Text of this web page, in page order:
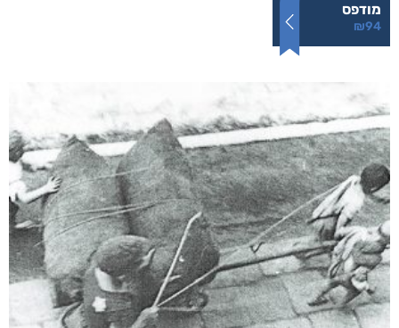
מודפס
₪94